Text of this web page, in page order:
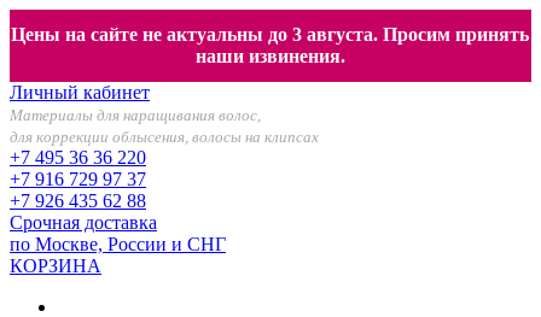
Цены на сайте не актуальны до 3 августа. Просим принять
наши извинения.
Личный кабинет
Материалы для наращивания волос,
для коррекции облысения, волосы на клипсах
+7 495 36 36 220
+7 916 729 97 37
+7 926 435 62 88
Срочная доставка
по Москве, России и СНГ
КОРЗИНА